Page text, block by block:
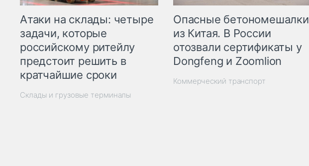
Атаки на склады: четыре
задачи, которые
российскому ритейлу
предстоит решить в
кратчайшие сроки
Склады и грузовые терминалы
Опасные бетономешалки
из Китая. В России
отозвали сертификаты у
Dongfeng и Zoomlion
Коммерческий транспорт